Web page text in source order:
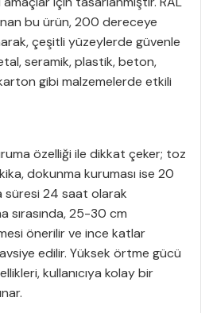
bu ürün, 200 dereceye
çeşitli yüzeylerde güvenle
seramik, plastik, beton,
gibi malzemelerde etkili
özelliği ile dikkat çeker; toz
dokunma kuruması ise 20
süresi 24 saat olarak
sırasında, 25-30 cm
önerilir ve ince katlar
edilir. Yüksek örtme gücü
kullanıcıya kolay bir